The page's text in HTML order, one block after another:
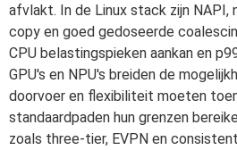
afvlakt. In de Linux stack zijn NAPI,
copy en goed gedoseerde
CPU belastingspieken aankan en
GPU's en NPU's breiden de
doorvoer en flexibiliteit moeten
standaardpaden hun grenzen
zoals three-tier, EVPN en